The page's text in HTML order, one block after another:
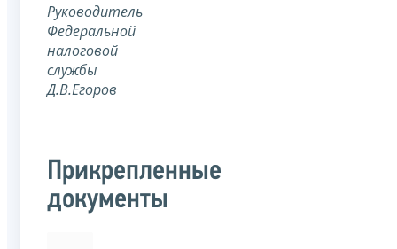
Руководитель
Федеральной
налоговой
службы
Д.В.Егоров
Прикрепленные
документы